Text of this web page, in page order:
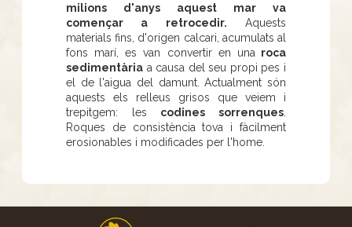
milions d'anys aquest mar va
començar a retrocedir. Aquests
materials fins, d'origen calcari, acumulats al
fons marí, es van convertir en una roca
sedimentària a causa del seu propi pes i
el de l'aigua del damunt. Actualment són
aquests els relleus grisos que veiem i
trepitgem: les codines sorrenques
Roques de consistència tova i fàcilment
erosionables i modificades per l'home.